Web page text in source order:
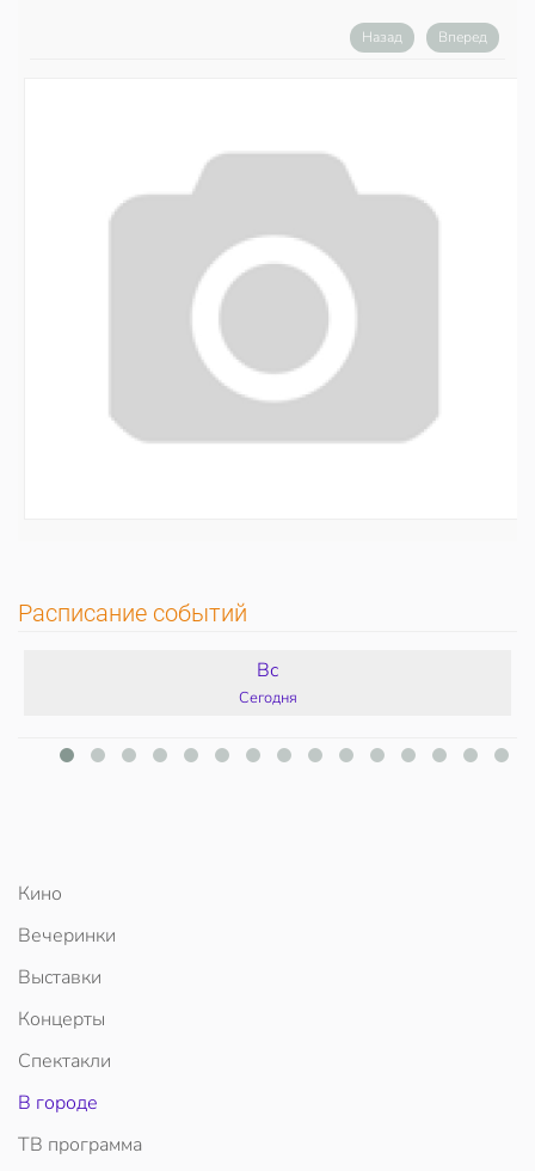
Назад Вперед
Расписание событий
Вс
Сегодня
Кино
Вечеринки
Выставки
Концерты
Спектакли
В городе
ТВ программа